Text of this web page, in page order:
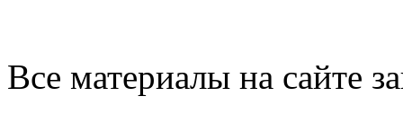
Все материалы на сайте